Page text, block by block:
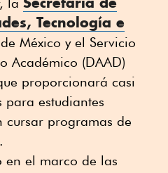
Tecnología e
México y el Servicio
Académico (DAAD)
proporcionará casi
para estudiantes
cursar programas de
en el marco de las